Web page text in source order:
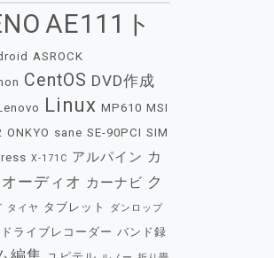
AE111ト
ASROCK
CentOS DVD作成
Linux MP610 MSI
ONKYO sane SE-90PCI SIM
X-171C アルパイン カ
ーディオ カーナビ ク
タイヤ タブレット ダンロップ
ドライブレコーダー バンド録